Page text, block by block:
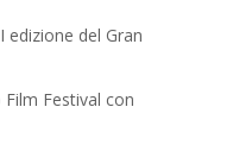
edizione del Gran
Film Festival con